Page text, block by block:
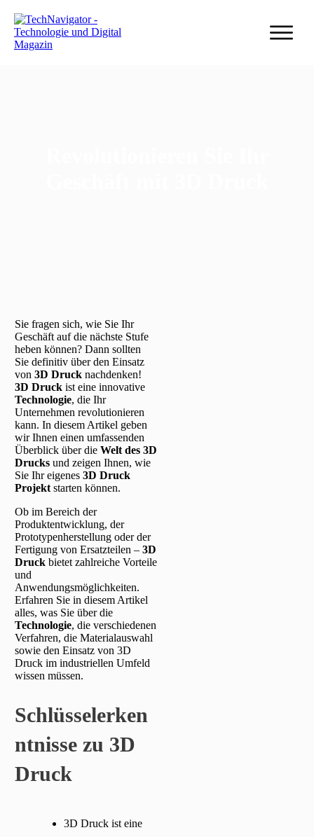
Sie fragen sich, wie Sie Ihr
Geschäft auf die nächste Stufe
heben können? Dann sollten
Sie definitiv über den Einsatz
von 3D Druck nachdenken!
3D Druck ist eine innovative
Technologie, die Ihr
Unternehmen revolutionieren
kann. In diesem Artikel geben
wir Ihnen einen umfassenden
Überblick über die Welt des 3D
Drucks und zeigen Ihnen, wie
Sie Ihr eigenes 3D Druck
Projekt starten können.
Ob im Bereich der
Produktentwicklung, der
Prototypenherstellung oder der
Fertigung von Ersatzteilen – 3D
Druck bietet zahlreiche Vorteile
und
Anwendungsmöglichkeiten.
Erfahren Sie in diesem Artikel
alles, was Sie über die
Technologie, die verschiedenen
Verfahren, die Materialauswahl
sowie den Einsatz von 3D
Druck im industriellen Umfeld
wissen müssen.
Schlüsselerken
ntnisse zu 3D
Druck
3D Druck ist eine